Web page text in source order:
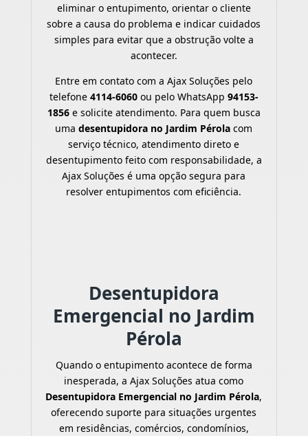
eliminar o entupimento, orientar o cliente
sobre a causa do problema e indicar cuidados
simples para evitar que a obstrução volte a
acontecer.
Entre em contato com a Ajax Soluções pelo
telefone 4114-6060ou pelo WhatsApp 94153-
1856e solicite atendimento. Para quem busca
umadesentupidora no Jardim Pérola com
serviço técnico, atendimento direto e
desentupimento feito com responsabilidade, a
Ajax Soluções é uma opção segura para
resolver entupimentos com eficiência.
Desentupidora
Emergencial no Jardim
Pérola
Quando o entupimento acontece de forma
inesperada, a Ajax Soluções atua como
Desentupidora Emergencial no Jardim Pérola,
oferecendo suporte para situações urgentes
em residências, comércios, condomínios,